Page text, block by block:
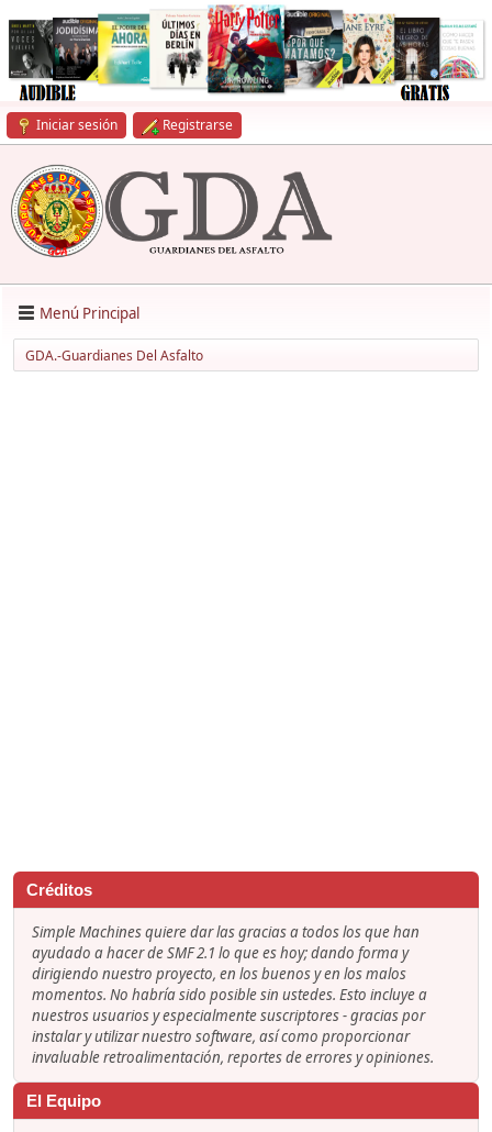
Iniciar sesión Registrarse
Menú Principal
GDA.-Guardianes Del Asfalto
Créditos
Simple Machines quiere dar las gracias a todos los que han
ayudado a hacer de SMF 2.1 lo que es hoy; dando forma y
dirigiendo nuestro proyecto, en los buenos y en los malos
momentos. No habría sido posible sin ustedes. Esto incluye a
nuestros usuarios y especialmente suscriptores - gracias por
instalar y utilizar nuestro software, así como proporcionar
invaluable retroalimentación, reportes de errores y opiniones.
El Equipo